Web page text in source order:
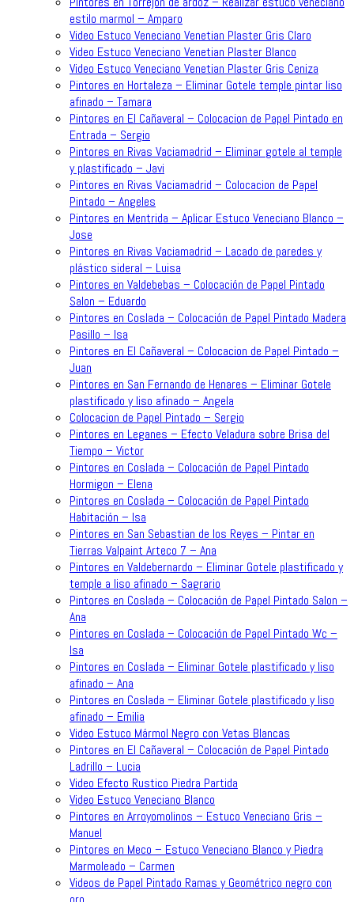
estilo marmol – Amparo
Video Estuco Veneciano Venetian Plaster Gris Claro
Video Estuco Veneciano Venetian Plaster Blanco
Video Estuco Veneciano Venetian Plaster Gris Ceniza
Pintores en Hortaleza – Eliminar Gotele temple pintar liso
afinado – Tamara
Pintores en El Cañaveral – Colocacion de Papel Pintado en
Entrada – Sergio
Pintores en Rivas Vaciamadrid – Eliminar gotele al temple
y plastificado – Javi
Pintores en Rivas Vaciamadrid – Colocacion de Papel
Pintado – Angeles
Pintores en Mentrida – Aplicar Estuco Veneciano Blanco –
Jose
Pintores en Rivas Vaciamadrid – Lacado de paredes y
plástico sideral – Luisa
Pintores en Valdebebas – Colocación de Papel Pintado
Salon – Eduardo
Pintores en Coslada – Colocación de Papel Pintado Madera
Pasillo – Isa
Pintores en El Cañaveral – Colocacion de Papel Pintado –
Juan
Pintores en San Fernando de Henares – Eliminar Gotele
plastificado y liso afinado – Angela
Colocacion de Papel Pintado – Sergio
Pintores en Leganes – Efecto Veladura sobre Brisa del
Tiempo – Victor
Pintores en Coslada – Colocación de Papel Pintado
Hormigon – Elena
Pintores en Coslada – Colocación de Papel Pintado
Habitación – Isa
Pintores en San Sebastian de los Reyes – Pintar en
Tierras Valpaint Arteco 7 – Ana
Pintores en Valdebernardo – Eliminar Gotele plastificado y
temple a liso afinado – Sagrario
Pintores en Coslada – Colocación de Papel Pintado Salon –
Ana
Pintores en Coslada – Colocación de Papel Pintado Wc –
Isa
Pintores en Coslada – Eliminar Gotele plastificado y liso
afinado – Ana
Pintores en Coslada – Eliminar Gotele plastificado y liso
afinado – Emilia
Video Estuco Mármol Negro con Vetas Blancas
Pintores en El Cañaveral – Colocación de Papel Pintado
Ladrillo – Lucia
Video Efecto Rustico Piedra Partida
Video Estuco Veneciano Blanco
Pintores en Arroyomolinos – Estuco Veneciano Gris –
Manuel
Pintores en Meco – Estuco Veneciano Blanco y Piedra
Marmoleado – Carmen
Videos de Papel Pintado Ramas y Geométrico negro con